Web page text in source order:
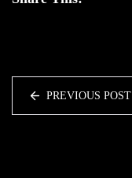
PREVIOUS POST